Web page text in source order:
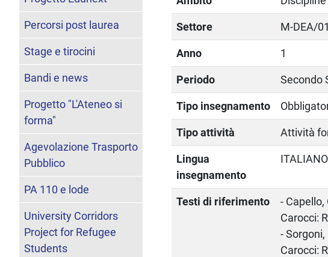
Settore M-DEA/01
Anno 1
Periodo Secondo
Tipo insegnamento
Tipo attività Attività
Lingua
insegnamento
ITALIANO
Testi di riferimento
- Capello,
Carocci:
-
Carocci:
Percorsi post laurea
Stage e tirocini
Bandi e news
Progetto "L'Ateneo si
forma"
Agevolazione Trasporto
Pubblico
PA 110 e lode
University Corridors
Project for Refugee
Students